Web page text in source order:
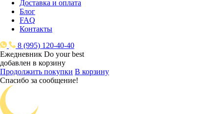
Доставка и оплата
Блог
FAQ
Контакты
8 (995) 120-40-40
Ежедневник Do your best
добавлен в корзину
Продолжить покупки В корзину
Спасибо за сообщение!